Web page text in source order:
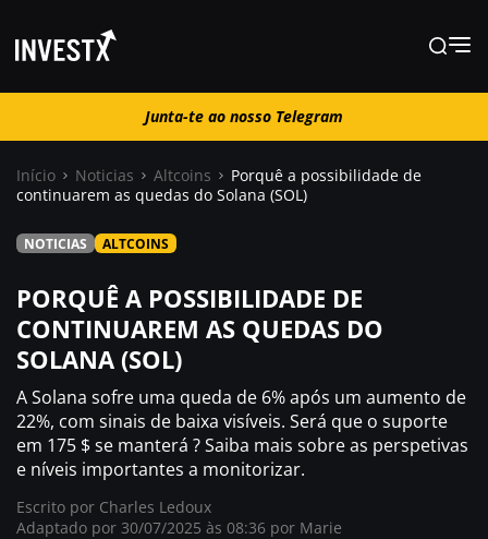
Junta-te ao nosso Telegram
Guias
Trading
Onde comprar ?
Casino
Junta-te ao nosso Telegram
Início Noticias Altcoins
Porquê a possibilidade de
continuarem as quedas do Solana (SOL)
NOTICIAS ALTCOINS
PORQUÊ A POSSIBILIDADE DE
CONTINUAREM AS QUEDAS DO
SOLANA (SOL)
A Solana sofre uma queda de 6% após um aumento de
22%, com sinais de baixa visíveis. Será que o suporte
em 175 $ se manterá ? Saiba mais sobre as perspetivas
e níveis importantes a monitorizar.
Escrito por Charles Ledoux
Adaptado por 30/07/2025 às 08:36 por Marie